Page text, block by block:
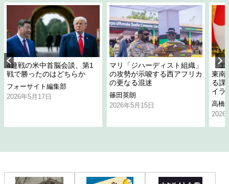
4連戦の米中首脳会談、第1
戦で勝ったのはどちらか
フォーサイト編集部
2026年5月17日
マリ「ジハーディスト組織」
の攻勢が示唆する西アフリカ
の更なる混迷
篠田英朗
2026年5月15日
「
東南
る課
イラ
高橋
2026